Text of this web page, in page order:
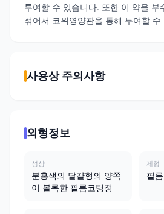
투여할 수 있습니다. 또한 이 약을 부
섞어서 코위영양관을 통해 투여할 수
사용상 주의사항
외형정보
성상
분홍색의 달걀형의 양쪽
이 볼록한 필름코팅정
제형
필